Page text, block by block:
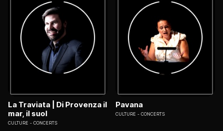
La Traviata | Di Provenza il
mar, il suol
CULTURE CONCERTS
Pavana
CULTURE CONCERTS